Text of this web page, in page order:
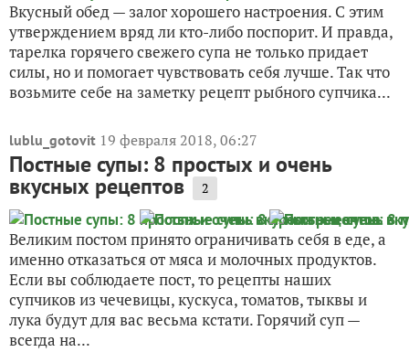
Вкусный обед — залог хорошего настроения. С этим
утверждением вряд ли кто-либо поспорит. И правда,
тарелка горячего свежего супа не только придает
силы, но и помогает чувствовать себя лучше. Так что
возьмите себе на заметку рецепт рыбного супчика...
lublu_gotovit 19 февраля 2018, 06:27
Постные супы: 8 простых и очень
вкусных рецептов 2
Великим постом принято ограничивать себя в еде, а
именно отказаться от мяса и молочных продуктов.
Если вы соблюдаете пост, то рецепты наших
супчиков из чечевицы, кускуса, томатов, тыквы и
лука будут для вас весьма кстати. Горячий суп —
всегда на...